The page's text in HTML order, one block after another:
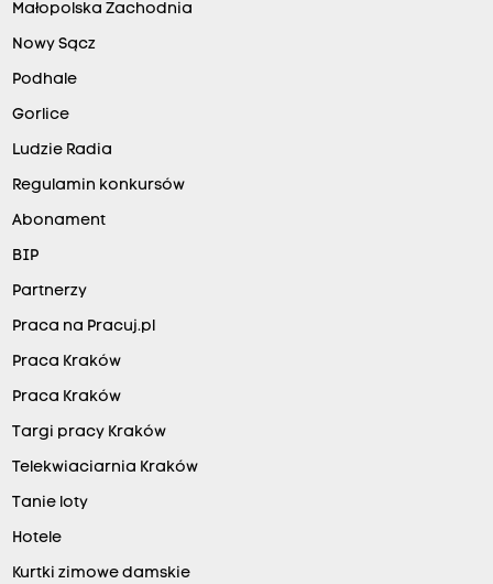
Małopolska Zachodnia
Nowy Sącz
Podhale
Gorlice
Ludzie Radia
Regulamin konkursów
Abonament
BIP
Partnerzy
Praca na Pracuj.pl
Praca Kraków
Praca Kraków
Targi pracy Kraków
Telekwiaciarnia Kraków
Tanie loty
Hotele
Kurtki zimowe damskie